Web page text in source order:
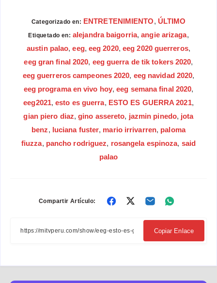
Categorizado en: ENTRETENIMIENTO, ÚLTIMO
Etiquetado en: alejandra baigorria,angie arizaga,
austin palao,eeg, eeg 2020, eeg 2020 guerreros,
eeg gran final 2020, eeg guerra de tik tokers 2020,
eeg guerreros campeones 2020, eeg navidad 2020,
eeg programa en vivo hoy,eeg semana final 2020,
eeg2021,esto es guerra, ESTO ES GUERRA 2021,
gian piero diaz,gino assereto, jazmin pinedo, jota
benz, luciana fuster, mario irrivarren, paloma
fiuzza, pancho rodriguez, rosangela espinoza, said
palao
Compartir Artículo:
Compartir
Facebook
Compartir
Twitter
Compartir
Email Whatsapp
Copiar Enlace